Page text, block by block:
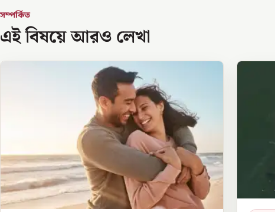
সম্পর্কিত
এই বিষয়ে আরও লেখা